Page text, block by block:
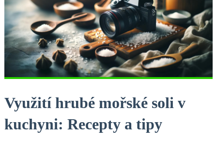
Využití hrubé mořské soli⁢ v
kuchyni: Recepty a tipy